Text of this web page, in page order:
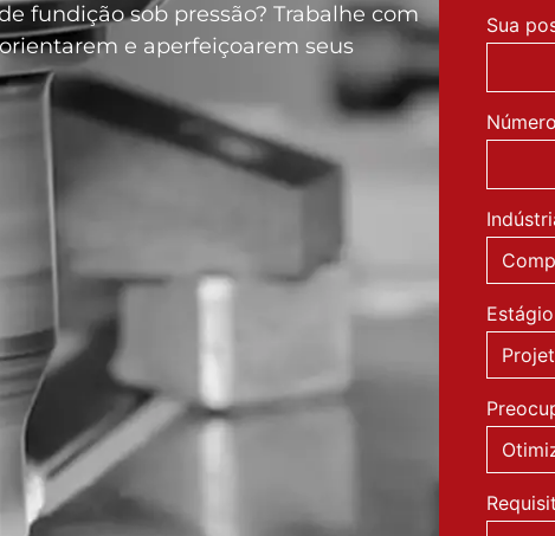
fundição sob pressão? Trabalhe com
e aperfeiçoarem seus
Sua